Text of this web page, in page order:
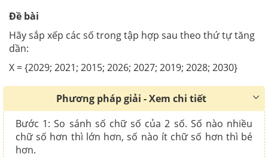
Đề bài
Hãy sắp xếp các số trong tập hợp sau theo thứ tự tăng
dần:
X = {2029; 2021; 2015; 2026; 2027; 2019; 2028; 2030}
Phương pháp giải - Xem chi tiết
Bước 1: So sánh số chữ số của 2 số. Số nào nhiều
chữ số hơn thì lớn hơn, số nào ít chữ số hơn thì bé
hơn.